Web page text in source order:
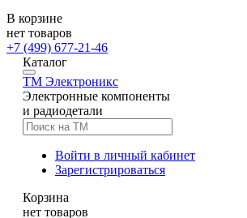
В корзине
нет товаров
+7 (499) 677-21-46
Каталог
TM Электроникс
Электронные компоненты
и радиодетали
Войти в личный кабинет
Зарегистрироваться
Корзина
нет товаров